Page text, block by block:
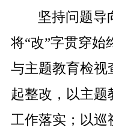
坚持问题导
将“改”字贯穿始
与主题教育检视
起整改，以主题
工作落实；以巡